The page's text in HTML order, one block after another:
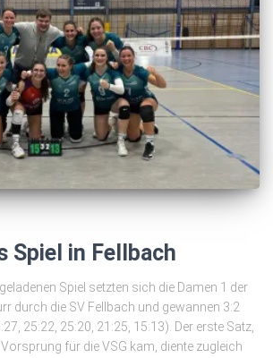
Spiel in Fellbach
Spiel setzten sich die Damen 1 der
durch die SV Fellbach und gewannen 3:2
25:22, 25:20, 21:25, 15:13). Der erste Satz,
für die VSG kam, diente zugleich